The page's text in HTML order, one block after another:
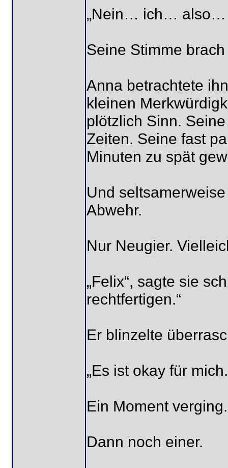
„Nein… ich… also…
Seine Stimme
Anna betrachtete
kleinen
plötzlich Sinn.
Zeiten. Seine fast
Minuten zu spät
Und
Abwehr.
Nur Neugier.
„Felix“, sagte sie
rechtfertigen.“
Er blinzelte
„Es ist okay für
Ein Moment verging.
Dann noch einer.